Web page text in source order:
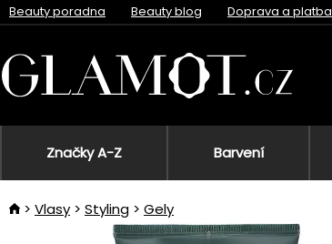
Beauty poradna Beauty blog Doprava a platba
Značky A-Z Barvení
Vlasy Styling Gely